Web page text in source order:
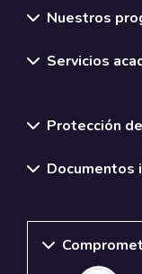
Nuestros
Servicios
Protección